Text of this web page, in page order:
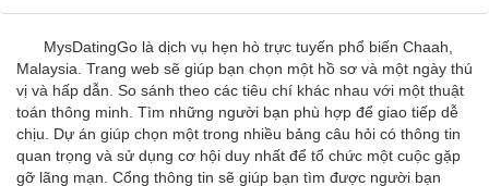
MysDatingGo là dịch vụ hẹn hò trực tuyến phổ biến Chaah,
Malaysia. Trang web sẽ giúp bạn chọn một hồ sơ và một ngày thú
vị và hấp dẫn. So sánh theo các tiêu chí khác nhau với một thuật
toán thông minh. Tìm những người bạn phù hợp để giao tiếp dễ
chịu. Dự án giúp chọn một trong nhiều bảng câu hỏi có thông tin
quan trọng và sử dụng cơ hội duy nhất để tổ chức một cuộc gặp
gỡ lãng mạn. Cổng thông tin sẽ giúp bạn tìm được người bạn